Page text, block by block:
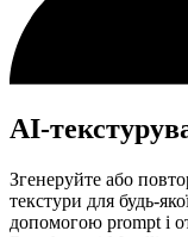
AI-
Згенеруйте або
текстури для будь-
допомогою prompt і